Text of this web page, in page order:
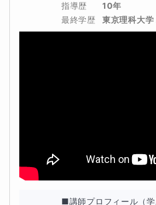
指導歴
10年
最終学歴
東京理科大学
■講師プロフィール（学